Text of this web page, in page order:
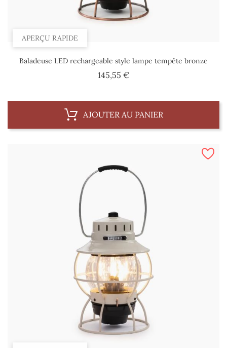
APERÇU RAPIDE
Baladeuse LED rechargeable style lampe tempête bronze
145,55 €Prix
AJOUTER AU PANIER